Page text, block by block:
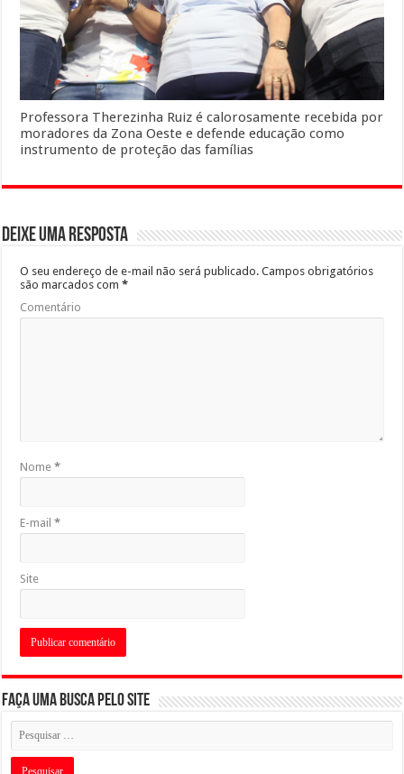
Professora Therezinha Ruiz é calorosamente recebida por
moradores da Zona Oeste e defende educação como
instrumento de proteção das famílias
Deixe uma resposta
O seu endereço de e-mail não será publicado. Campos obrigatórios
são marcados com*
Comentário
Nome*
E-mail*
Site
Faça uma busca pelo Site